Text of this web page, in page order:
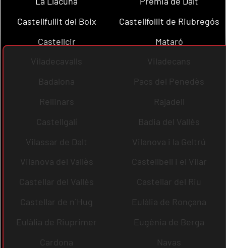
Castellfullit del Boix
Castellfollit de Riubregós
Castellcir
Mataró
Viladecavalls
Viladecans
Badalona
Pacs del Penedès
Rellinars
Rajadell
Castellgalí
Badia del Vallès
Vilassar de Dalt
Vilanova i la Geltrú
Vilanova del Vallès
Castellbell i el Vilar
Castellar del Vallès
Castellar del Riu
Castellar de n´Hug
Eulàlia de Ronçana
Eulàlia de Riuprimer
Eugènia de Berga
Cardona
Navas